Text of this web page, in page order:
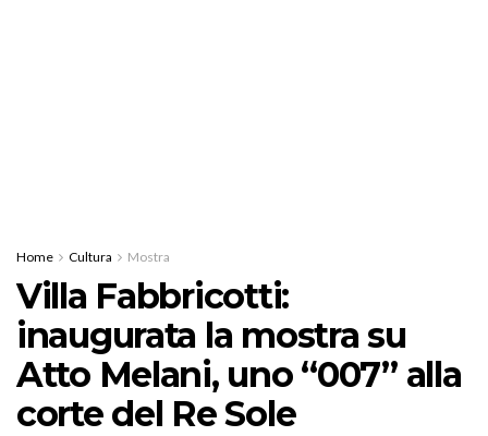
Home Cultura Mostra
Villa Fabbricotti:
inaugurata la mostra su
Atto Melani, uno “007” alla
corte del Re Sole